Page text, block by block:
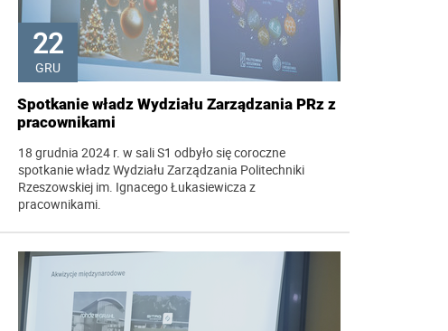
22
GRU
Spotkanie władz Wydziału Zarządzania PRz z
pracownikami
18 grudnia 2024 r. w sali S1 odbyło się coroczne
spotkanie władz Wydziału Zarządzania Politechniki
Rzeszowskiej im. Ignacego Łukasiewicza z
pracownikami.